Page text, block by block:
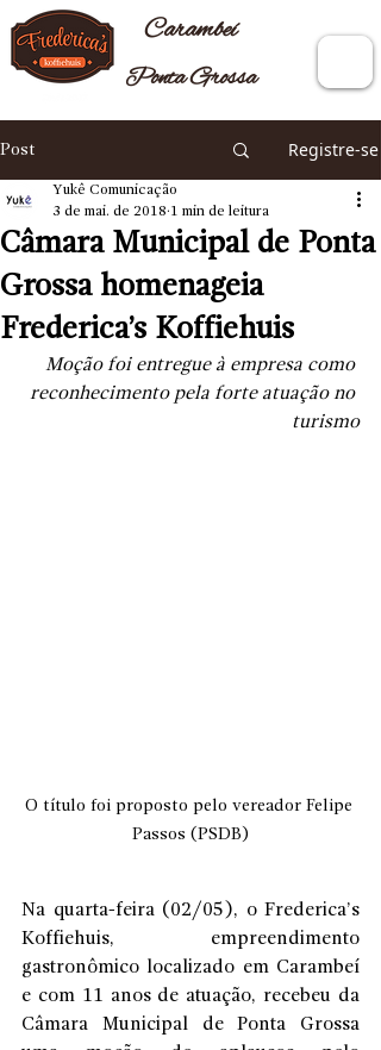
Carambeí
Ponta Grossa
Post Registre-se
Câmara Municipal de Ponta
Grossa homenageia
Frederica’s Koffiehuis
Yukê Comunicação
3 de mai. de 2018 1 min de leitura
Moção foi entregue à empresa como
reconhecimento pela forte atuação no
turismo
O título foi proposto pelo vereador Felipe
Passos (PSDB)
Na quarta-feira (02/05), o Frederica’s
Koffiehuis, empreendimento
gastronômico localizado em Carambeí
e com 11 anos de atuação, recebeu da
Câmara Municipal de Ponta Grossa